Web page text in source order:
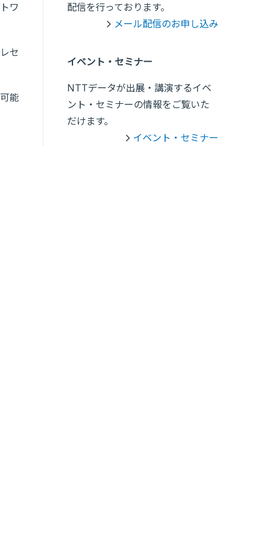
ワ
セ
能
配信を行っております。
メール配信のお申し込み
イベント・セミナー
NTTデータが出展・講演するイベ
ント・セミナーの情報をご覧いた
だけます。
イベント・セミナー